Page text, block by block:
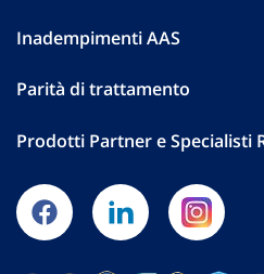
Inadempimenti AAS
Parità di trattamento
Prodotti Partner e Specialisti